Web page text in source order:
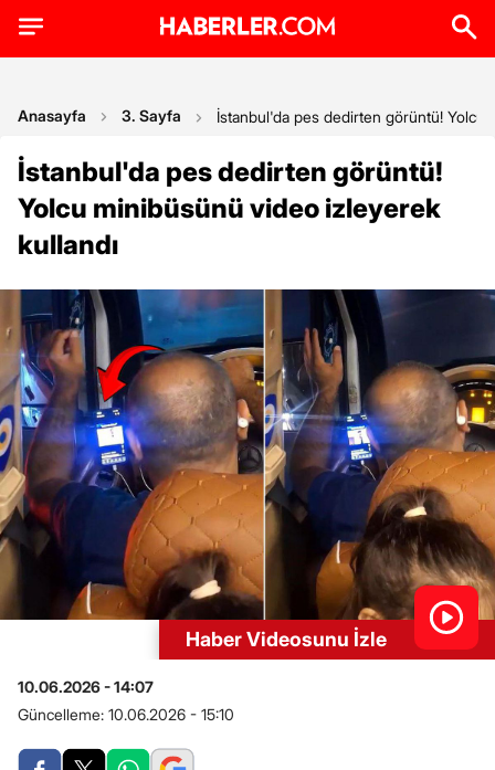
Anasayfa 3. Sayfa İstanbul'da pes dedirten görüntü! Yolcu
İstanbul'da pes dedirten görüntü!
Yolcu minibüsünü video izleyerek
kullandı
Haber Videosunu İzle
10.06.2026 - 14:07
Güncelleme: 10.06.2026 - 15:10